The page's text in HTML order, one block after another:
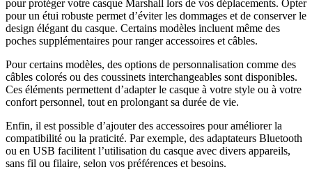
pour protéger votre casque Marshall lors de vos déplacements. Opter
pour un étui robuste permet d’éviter les dommages et de conserver le
design élégant du casque. Certains modèles incluent même des
poches supplémentaires pour ranger accessoires et câbles.
Pour certains modèles, des options de personnalisation comme des
câbles colorés ou des coussinets interchangeables sont disponibles.
Ces éléments permettent d’adapter le casque à votre style ou à votre
confort personnel, tout en prolongant sa durée de vie.
Enfin, il est possible d’ajouter des accessoires pour améliorer la
compatibilité ou la praticité. Par exemple, des adaptateurs Bluetooth
ou en USB facilitent l’utilisation du casque avec divers appareils,
sans fil ou filaire, selon vos préférences et besoins.